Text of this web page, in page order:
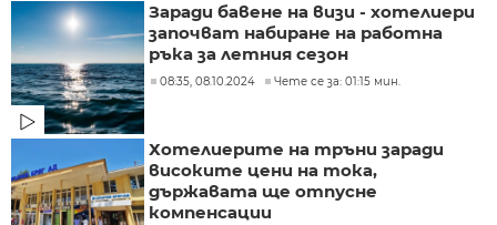
Заради бавене на визи - хотелиери
започват набиране на работна
ръка за летния сезон
08:35, 08.10.2024 Чете се за: 01:15 мин.
Хотелиерите на тръни заради
високите цени на тока,
държавата ще отпусне
компенсации